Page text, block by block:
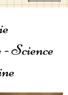
Science